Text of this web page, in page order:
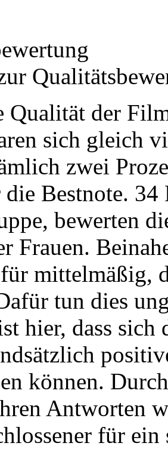
Qualität der
sich gleich
zwei
Bestnote.
bewerten
Frauen.
mittelmäßig,
tun dies
hier, dass sich
können.
Antworten
für